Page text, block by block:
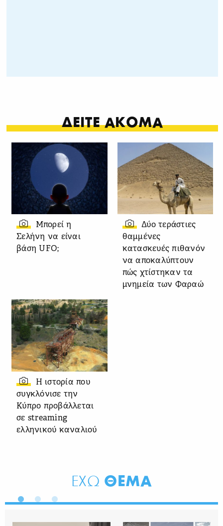
ΔΕΙΤΕ ΑΚΟΜΑ
Μπορεί η
Σελήνη να είναι
βάση UFO;
Δύο τεράστιες
θαμμένες
κατασκευές πιθανόν
να αποκαλύπτουν
πώς χτίστηκαν τα
μνημεία των Φαραώ
Η ιστορία που
συγκλόνισε την
Κύπρο προβάλλεται
σε streaming
ελληνικού καναλιού
ΕΧΩ ΘΕΜΑ